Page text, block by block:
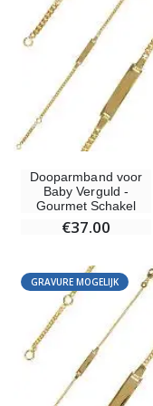
Dooparmband voor
Baby Verguld -
Gourmet Schakel
€37.00
GRAVURE MOGELIJK
Pepermuntsnoepjes met Lourdes-water - 130g
Noveenkaars Heilige Michael Tegen het Kwaad
€4.95
-25%
€67.50